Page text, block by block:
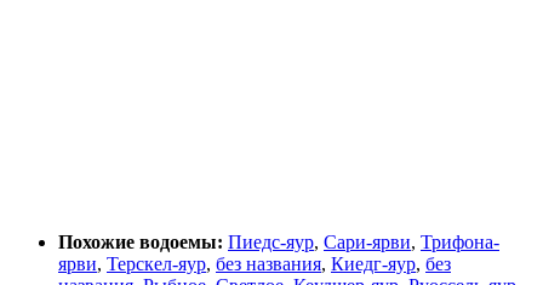
Похожие водоемы: Пиедс-яур, Сари-ярви, Трифона-
ярви, Терскел-яур, без названия, Киедг-яур, без